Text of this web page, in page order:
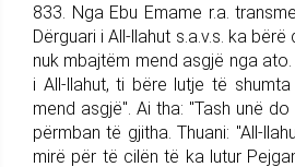
833. Nga Ebu Emame r.a.
Dër­guari i All-llahut s.a.v.s. ka
nuk mbajtëm mend asgjë nga
i All-llahut, ti bëre lutje të
mend asgjë". Ai tha: "Tash unë
përmban të gjitha. Thuani: "All-
mirë për të cilën të ka lutur